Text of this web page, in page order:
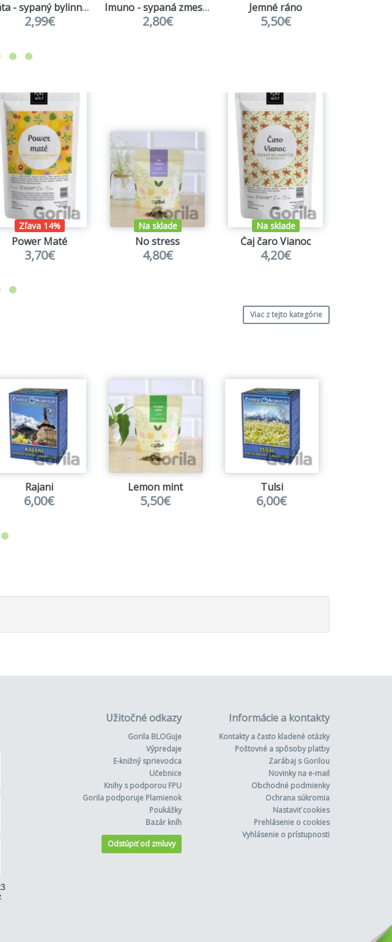
Mäta - sypaný bylinný čaj
2,99€
Imuno - sypaná zmes bylín
2,80€
Jemné ráno
5,50€
Zľava 14%
Power Maté
3,70€
Na sklade
No stress
4,80€
Na sklade
Čaj čaro Vianoc
4,20€
Viac z tejto kategórie
Rajani
6,00€
Lemon mint
5,50€
Tulsi
6,00€
Užitočné odkazy
Gorila BLOGuje
Výpredaje
E-knižný sprievodca
Učebnice
Knihy s podporou FPU
Gorila podporuje Plamienok
Poukážky
Bazár kníh
Odstúpiť od zmluvy
Informácie a kontakty
Kontakty a často kladené otázky
Poštovné a spôsoby platby
Zarábaj s Gorilou
Novinky na e-mail
Obchodné podmienky
Ochrana súkromia
Nastaviť cookies
Prehlásenie o cookies
Vyhlásenie o prístupnosti